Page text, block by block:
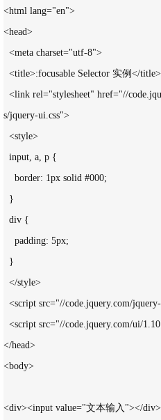
<html lang="en">
<head>
s/jquery-ui.css">
</head>
<body>
<div><input value="文本输入"></div>